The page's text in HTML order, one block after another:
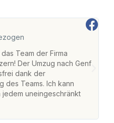
Team der Firma
Der Umzug nach Genf
dank der
des Teams. Ich kann
jedem uneingeschränkt